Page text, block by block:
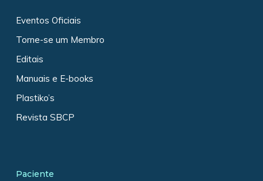
Eventos Oficiais
Torne-se um Membro
Editais
Manuais e E-books
Plastiko’s
Revista SBCP
Paciente